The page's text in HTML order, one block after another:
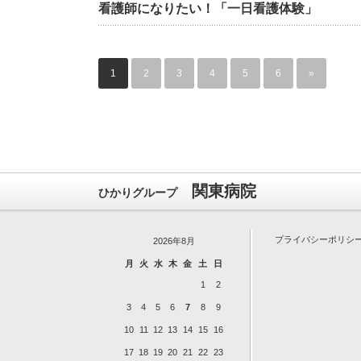
看護師になりたい！「一日看護体験」
1 2 3 4 5 6 »
ひかりグループ 関東病院
2026年8月
月 火 水 木 金 土 日
1 2
3 4 5 6 7 8 9
10 11 12 13 14 15 16
17 18 19 20 21 22 23
プライバシーポリシ